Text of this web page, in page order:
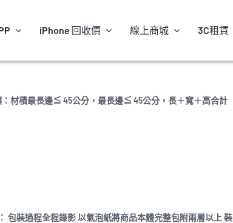
iPhone 回收價 線上商城 3C租賃
材積最長邊≦ 45公分，最長邊≦ 45公分，長＋寬＋高合計
包裝過程全程錄影 以氣泡紙將商品本體完整包附兩層以上 裝